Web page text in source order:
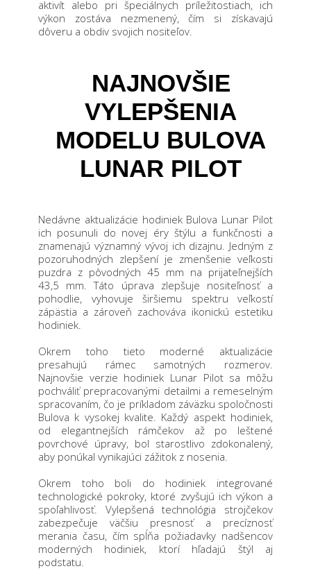
aktivít alebo pri špeciálnych príležitostiach, ich
výkon zostáva nezmenený, čím si získavajú
dôveru a obdiv svojich nositeľov
NAJNOVŠIE
VYLEPŠENIA
MODELU BULOVA
LUNAR PILOT
Nedávne aktualizácie hodiniek Bulova Lunar Pilot
ich posunuli do novej éry štýlu a funkčnosti a
znamenajú významný vývoj ich dizajnu. Jedným z
pozoruhodných zlepšení je zmenšenie veľkosti
puzdra z pôvodných 45 mm na prijateľnejších
43,5 mm. Táto úprava zlepšuje nositeľnosť a
pohodlie, vyhovuje širšiemu spektru veľkostí
zápästia a zároveň zachováva ikonickú estetiku
hodiniek.
Okrem toho tieto moderné aktualizácie
presahujú rámec samotných rozmerov.
Najnovšie verzie hodiniek Lunar Pilot sa môžu
pochváliť prepracovanými detailmi a remeselným
spracovaním, čo je príkladom záväzku spoločnosti
Bulova k vysokej kvalite. Každý aspekt hodiniek,
od elegantnejších rámčekov až po leštené
povrchové úpravy, bol starostlivo zdokonalený,
aby ponúkal vynikajúci zážitok z nosenia.
Okrem toho boli do hodiniek integrované
technologické pokroky, ktoré zvyšujú ich výkon a
spoľahlivosť. Vylepšená technológia strojčekov
zabezpečuje väčšiu presnosť a precíznosť
merania času, čím spĺňa požiadavky nadšencov
moderných hodiniek, ktorí hľadajú štýl aj
podstatu.